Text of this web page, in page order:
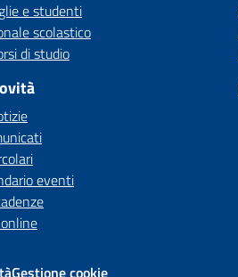
e studenti
scolastico
di studio
eventi
Gestione cookie